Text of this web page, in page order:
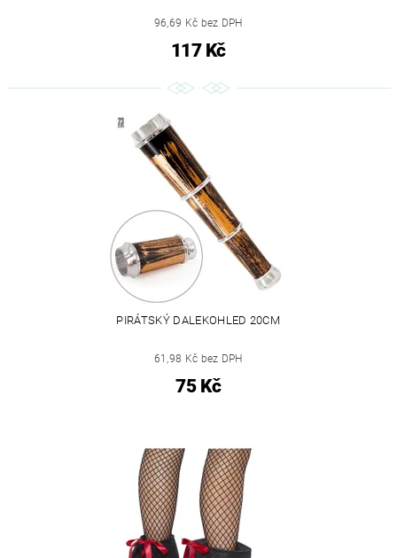
96,69 Kč bez DPH
117 Kč
PIRÁTSKÝ DALEKOHLED 20CM
61,98 Kč bez DPH
75 Kč